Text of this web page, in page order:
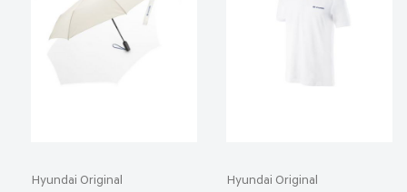
Hyundai Original Hyundai Original